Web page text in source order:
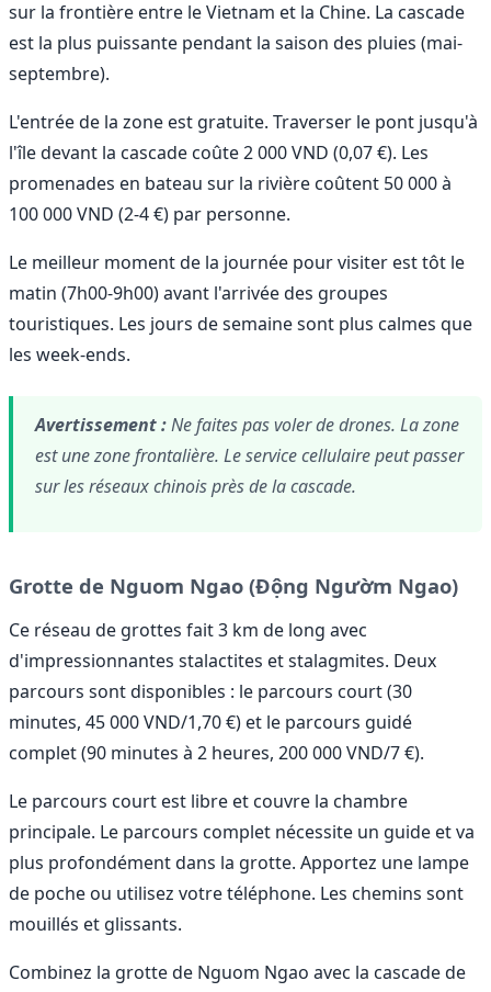
sur la frontière entre le Vietnam et la Chine. La cascade
est la plus puissante pendant la saison des pluies (mai-
septembre).
L'entrée de la zone est gratuite. Traverser le pont jusqu'à
l'île devant la cascade coûte 2 000 VND (0,07 €). Les
promenades en bateau sur la rivière coûtent 50 000 à
100 000 VND (2-4 €) par personne.
Le meilleur moment de la journée pour visiter est tôt le
matin (7h00-9h00) avant l'arrivée des groupes
touristiques. Les jours de semaine sont plus calmes que
les week-ends.
Avertissement :Ne faites pas voler de drones. La zone
est une zone frontalière. Le service cellulaire peut passer
sur les réseaux chinois près de la cascade.
Grotte de Nguom Ngao (Động Ngườm Ngao)
Ce réseau de grottes fait 3 km de long avec
d'impressionnantes stalactites et stalagmites. Deux
parcours sont disponibles : le parcours court (30
minutes, 45 000 VND/1,70 €) et le parcours guidé
complet (90 minutes à 2 heures, 200 000 VND/7 €).
Le parcours court est libre et couvre la chambre
principale. Le parcours complet nécessite un guide et va
plus profondément dans la grotte. Apportez une lampe
de poche ou utilisez votre téléphone. Les chemins sont
mouillés et glissants.
Combinez la grotte de Nguom Ngao avec la cascade de